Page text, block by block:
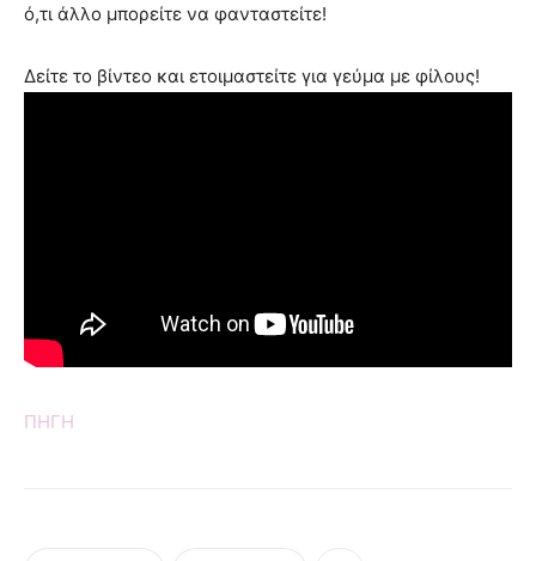
ό,τι άλλο μπορείτε να φανταστείτε!
Δείτε το βίντεο και ετοιμαστείτε για γεύμα με φίλους!
ΠΗΓΗ